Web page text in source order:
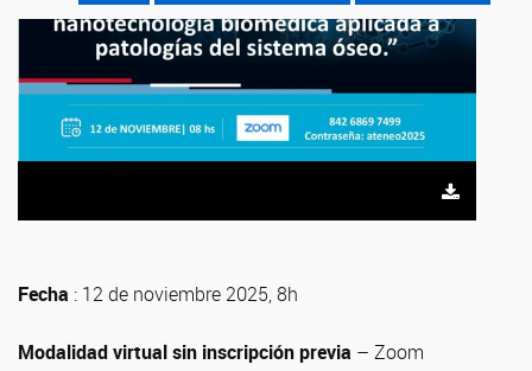
Fecha : 12 de noviembre 2025, 8h
Modalidad virtual sin inscripción previa – Zoom